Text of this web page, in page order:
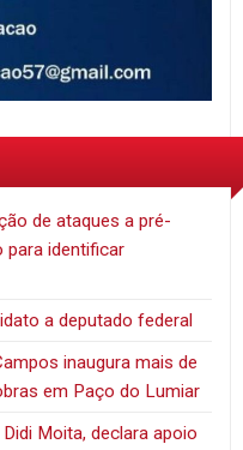
de ataques a pré-
para identificar
a deputado federal
inaugura mais de
em Paço do Lumiar
Moita, declara apoio